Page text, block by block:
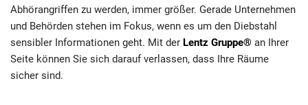
Abhörangriffen zu werden, immer größer. Gerade Unternehmen
und Behörden stehen im Fokus, wenn es um den Diebstahl
sensibler Informationen geht. Mit der Lentz Gruppe® an Ihrer
Seite können Sie sich darauf verlassen, dass Ihre Räume
sicher sind.